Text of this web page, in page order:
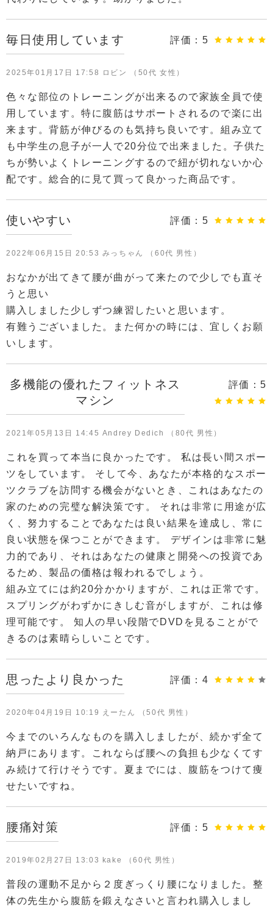
毎日使用しています 評価： 5
2025年01月17日 17:58 ロビン （50代 女性）
色々な部位のトレーニングが出来るので家族全員で使
用しています。特に腹筋はサポートされるので楽に出
来ます。背筋が伸びるのも気持ち良いです。組み立て
も中学生の息子が一人で20分位で出来ました。子供た
ちが勢いよくトレーニングするので紐が切れないか心
配です。総合的に見て買って良かった商品です。
使いやすい 評価： 5
2022年06月15日 20:53 みっちゃん （60代 男性）
おなかが出てきて腰が曲がって来たので少しでも直そ
うと思い
購入しました少しずつ練習したいと思います。
有難うございました。また何かの時には、宜しくお願
いします。
多機能の優れたフィットネス
マシン
評価：5
2021年05月13日 14:45 Andrey Dedich （80代 男性）
これを買って本当に良かったです。 私は長い間スポー
ツをしています。 そして今、あなたが本格的なスポー
ツクラブを訪問する機会がないとき、これはあなたの
家のための完璧な解決策です。 それは非常に用途が広
く、努力することであなたは良い結果を達成し、常に
良い状態を保つことができます。 デザインは非常に魅
力的であり、それはあなたの健康と開発への投資であ
るため、製品の価格は報われるでしょう。
組み立てには約20分かかりますが、これは正常です。
スプリングがわずかにきしむ音がしますが、これは修
理可能です。 知人の早い段階でDVDを見ることがで
きるのは素晴らしいことです。
思ったより良かった 評価： 4
2020年04月19日 10:19 えーたん （50代 男性）
今までのいろんなものを購入しましたが、続かず全て
納戸にあります。これならば腰への負担も少なくてす
み続けて行けそうです。夏までには、腹筋をつけて痩
せたいですね。
腰痛対策 評価： 5
2019年02月27日 13:03 kake （60代 男性）
普段の運動不足から２度ぎっくり腰になりました。整
体の先生から腹筋を鍛えなさいと言われ購入しまし